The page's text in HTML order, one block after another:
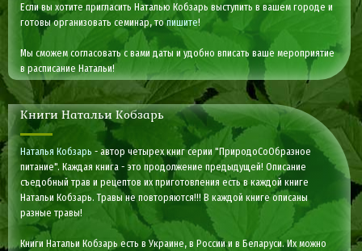
Если вы хотите пригласить Наталью Кобзарь выступить в вашем городе и
готовы организовать семинар, топишите!
Мы сможем согласовать с вами даты и удобно вписать ваше мероприятие
в расписание Натальи!
Книги Натальи Кобзарь
Наталья Кобзарь - автор четырех книг серии "ПриродоСоОбразное
питание". Каждая книга - это продолжение предыдущей! Описание
съедобный трав и рецептов их приготовления есть в каждой книге
Натальи Кобзарь. Травы не повторяются!!! В каждой книге описаны
разные травы!
Книги Натальи Кобзарь есть в Украине, в России и в Беларуси. Их можно